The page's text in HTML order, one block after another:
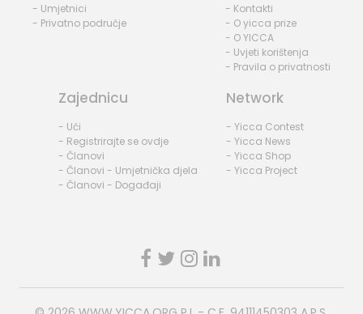
- Umjetnici
- Privatno područje
- Kontakti
- O yicca prize
- O YICCA
- Uvjeti korištenja
- Pravila o privatnosti
Zajednicu
- Ući
- Registrirajte se ovdje
- Članovi
- Članovi - Umjetnička djela
- Članovi - Događaji
Network
- Yicca Contest
- Yicca News
- Yicca Shop
- Yicca Project